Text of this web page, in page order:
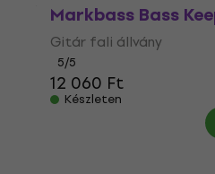
Markbass Bass
Gitár fali állvány
5/5
12 060 Ft
Készleten